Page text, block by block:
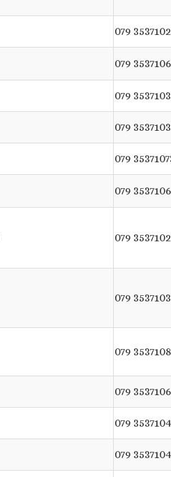
079
079
079
079
079
079
079
079
079
079
079
079